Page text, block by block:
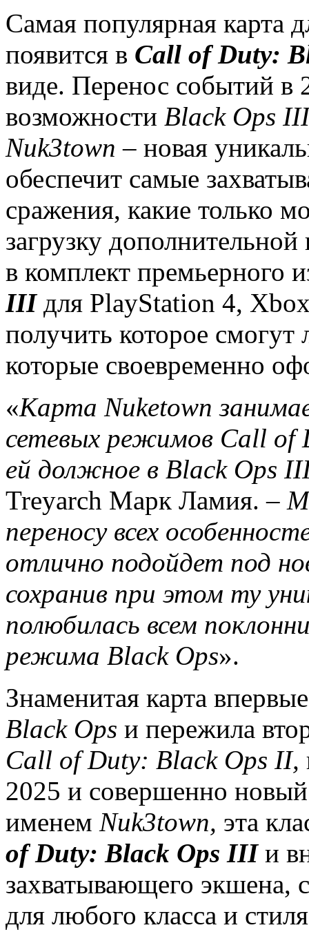
Самая популярная карта
появится в Call of Duty:
виде. Перенос событий в
возможности Black Ops III
Nuk3town – новая
обеспечит самые
сражения, какие только
загрузку
в комплект премьерного
IIIдля PlayStation 4,
получить которое
которые своевременно
«Карта Nuketown
сетевых режимов Call of
ей должное в Black Ops
Treyarch Марк Ламия. –
переносу всех
отлично подойдет под
сохранив при этом ту
полюбилась всем
режима Black Ops».
Знаменитая карта
Black Ops и пережила
Call of Duty: Black Ops II,
2025 и совершенно
именем Nuk3town, эта
of Duty: Black Ops IIIи
захватывающего экшена,
для любого класса и